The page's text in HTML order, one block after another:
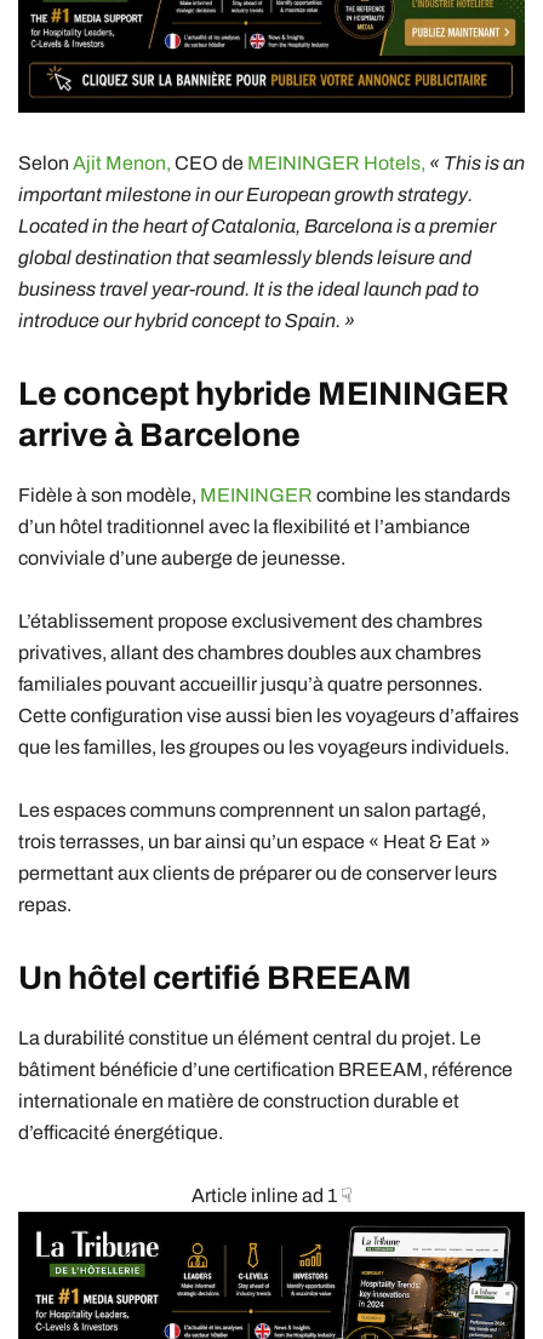
Selon Ajit Menon, CEO de MEININGER Hotels, « This is an
important milestone in our European growth strategy.
Located in the heart of Catalonia, Barcelona is a premier
global destination that seamlessly blends leisure and
business travel year-round. It is the ideal launch pad to
introduce our hybrid concept to Spain. »
Le concept hybride MEININGER
arrive à Barcelone
Fidèle à son modèle, MEININGER combine les standards
d’un hôtel traditionnel avec la flexibilité et l’ambiance
conviviale d’une auberge de jeunesse.
L’établissement propose exclusivement des chambres
privatives, allant des chambres doubles aux chambres
familiales pouvant accueillir jusqu’à quatre personnes.
Cette configuration vise aussi bien les voyageurs d’affaires
que les familles, les groupes ou les voyageurs individuels.
Les espaces communs comprennent un salon partagé,
trois terrasses, un bar ainsi qu’un espace « Heat & Eat »
permettant aux clients de préparer ou de conserver leurs
repas.
Un hôtel certifié BREEAM
La durabilité constitue un élément central du projet. Le
bâtiment bénéficie d’une certification BREEAM, référence
internationale en matière de construction durable et
d’efficacité énergétique.
Article inline ad 1 ☟